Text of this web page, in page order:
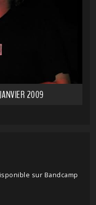
2009
sur Bandcamp